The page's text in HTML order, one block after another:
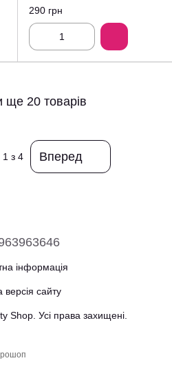
nice classic 30 мл
290 грн
ще 20 товарів
1 з 4 Вперед
інформація
версія сайту
Shop. Усі права захищені.